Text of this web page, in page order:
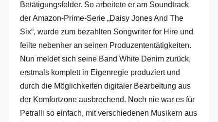
Betätigungsfelder. So arbeitete er am Soundtrack
der Amazon-Prime-Serie „Daisy Jones And The
Six“, wurde zum bezahlten Songwriter for Hire und
feilte nebenher an seinen Produzententätigkeiten.
Nun meldet sich seine Band White Denim zurück,
erstmals komplett in Eigenregie produziert und
durch die Möglichkeiten digitaler Bearbeitung aus
der Komfortzone ausbrechend. Noch nie war es für
Petralli so einfach, mit verschiedenen Musikern aus